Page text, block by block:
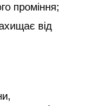
проміння;
від